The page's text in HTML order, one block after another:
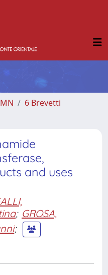
6 Brevetti
and uses
; GROSA,
;